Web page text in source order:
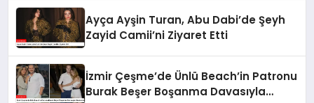
Ayça Ayşin Turan, Abu Dabi’de Şeyh
Zayid Camii’ni Ziyaret Etti
İzmir Çeşme’de Ünlü Beach’in Patronu
Burak Beşer Boşanma Davasıyla